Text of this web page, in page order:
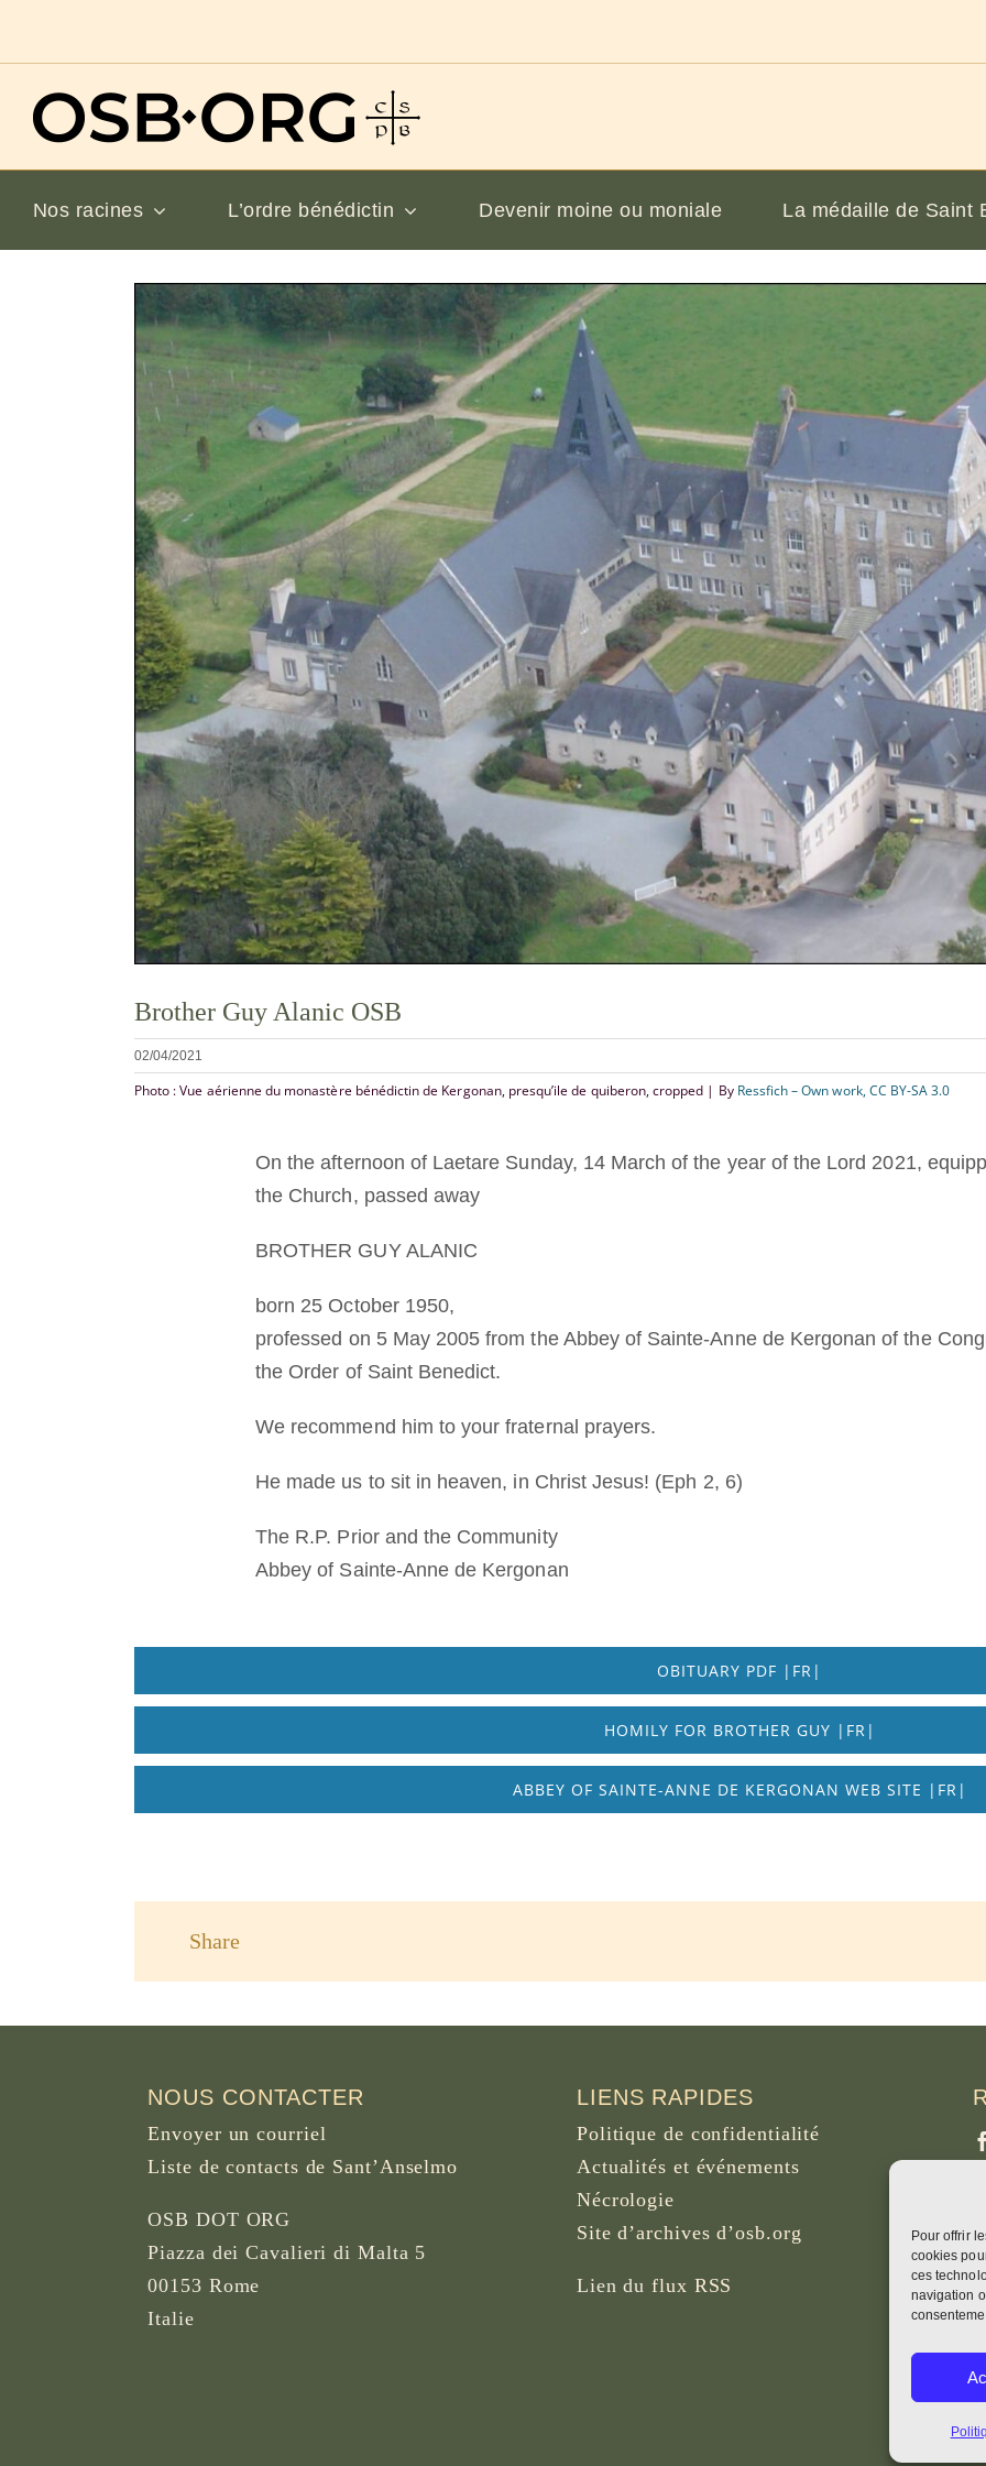
Pour offrir
cookies
ces
navigation
Nos racines L’ordre bénédictin Devenir moine ou moniale La médaille de Saint
Voir
l'image
en
grand
Brother Guy Alanic OSB
02/04/2021
Photo : Vue aérienne du monastère bénédictin de Kergonan, presqu’ile de quiberon, cropped | By Ressfich – Own work, CC BY-SA 3.0
On the afternoon of Laetare Sunday, 14 March of the year of the Lord 2021,
the Church, passed away
BROTHER GUY ALANIC
born 25 October 1950,
professed on 5 May 2005 from the Abbey of Sainte-Anne de Kergonan of the
the Order of Saint Benedict.
We recommend him to your fraternal prayers.
He made us to sit in heaven, in Christ Jesus! (Eph 2, 6)
The R.P. Prior and the Community
Abbey of Sainte-Anne de Kergonan
OBITUARY PDF |FR|
HOMILY FOR BROTHER GUY |FR|
ABBEY OF SAINTE-ANNE DE KERGONAN WEB SITE |FR|
Share
NOUS CONTACTER
Envoyer un courriel
Liste de contacts de Sant’Anselmo
OSB DOT ORG
Piazza dei Cavalieri di Malta 5
00153 Rome
Italie
LIENS RAPIDES
Politique de confidentialité
Actualités et événements
Nécrologie
Site d’archives d’osb.org
Lien duflux RSS